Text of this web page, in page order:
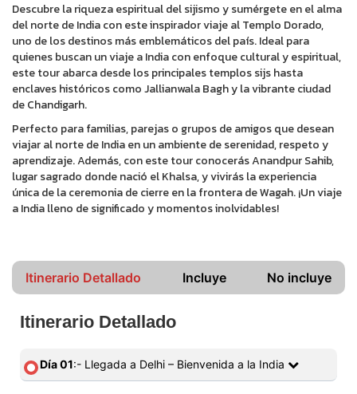
Descubre la riqueza espiritual del sijismo y sumérgete en el alma
del norte de India con este inspirador viaje al Templo Dorado,
uno de los destinos más emblemáticos del país. Ideal para
quienes buscan un viaje a India con enfoque cultural y espiritual,
este tour abarca desde los principales templos sijs hasta
enclaves históricos como Jallianwala Bagh y la vibrante ciudad
de Chandigarh.
Perfecto para familias, parejas o grupos de amigos que desean
viajar al norte de India en un ambiente de serenidad, respeto y
aprendizaje. Además, con este tour conocerás Anandpur Sahib,
lugar sagrado donde nació el Khalsa, y vivirás la experiencia
única de la ceremonia de cierre en la frontera de Wagah. ¡Un viaje
a India lleno de significado y momentos inolvidables!
Itinerario Detallado Incluye No incluye
Itinerario Detallado
Día 01:- Llegada a Delhi – Bienvenida a la India